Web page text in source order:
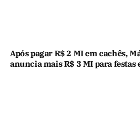
Após pagar R$ 2 MI em cachês,
anuncia mais R$ 3 MI para festas